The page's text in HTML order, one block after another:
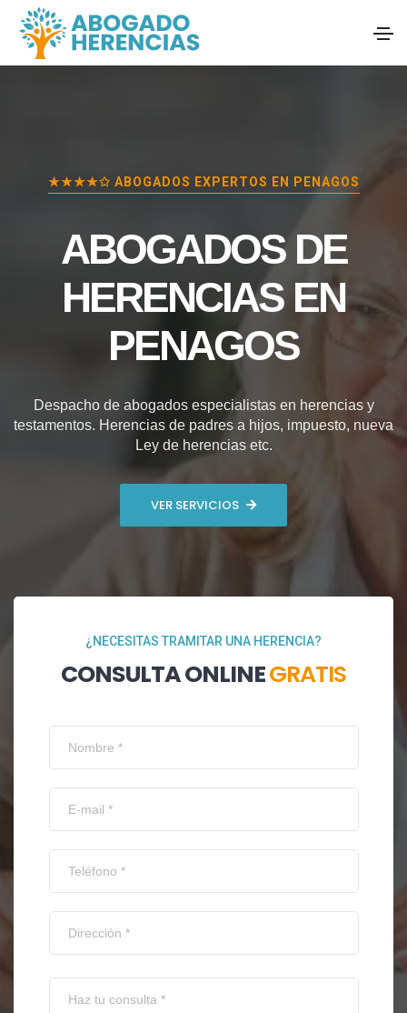
★★★★✩ ABOGADOS EXPERTOS EN PENAGOS
ABOGADOS DE
HERENCIAS EN
PENAGOS
Despacho de abogados especialistas en herencias y
testamentos. Herencias de padres a hijos, impuesto, nueva
Ley de herencias etc.
VER SERVICIOS
¿NECESITAS TRAMITAR UNA HERENCIA?
CONSULTA ONLINEGRATIS